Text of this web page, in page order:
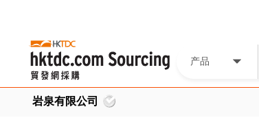
产品
岩泉有限公司